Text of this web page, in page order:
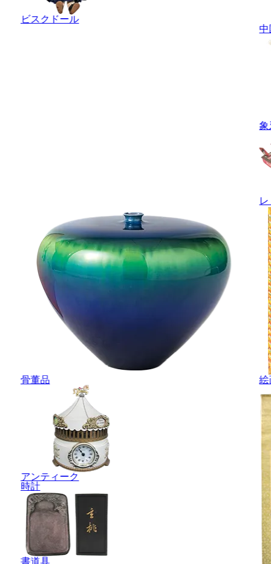
ビスクドール
中
象
骨董品
アンティーク
時計
書道具
絵